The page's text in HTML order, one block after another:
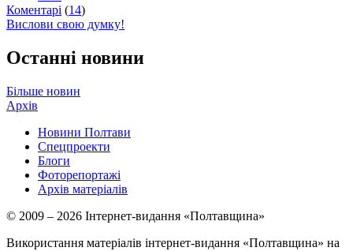
Коментарі (14)
Вислови свою думку!
Останні новини
Більше новин
Архів
Новини Полтави
Спецпроекти
Блоги
Фоторепортажі
Архів матеріалів
© 2009 – 2026 Інтернет-видання «Полтавщина»
Використання матеріалів інтернет-видання «Полтавщина» на